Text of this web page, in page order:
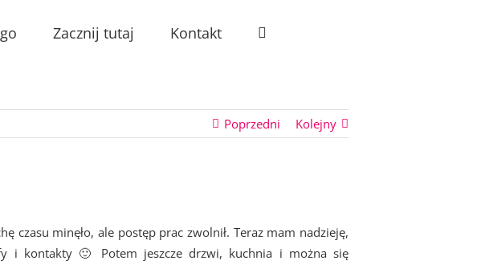
Zacznij tutaj Kontakt
Poprzedni Kolejny
czasu minęło, ale postęp prac zwolnił. Teraz mam nadzieję,
i kontakty 🙂 Potem jeszcze drzwi, kuchnia i można się